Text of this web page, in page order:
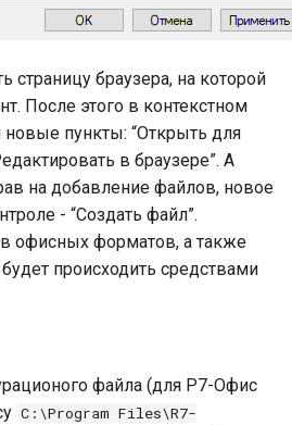
страницу браузера, на которой
После этого в контекстном
пункты: “Открыть для
в браузере”. А
на добавление файлов, новое
- “Создать файл”.
офисных форматов, а также
происходить средствами
файла (для Р7-Офис
C:\Program Files\R7-